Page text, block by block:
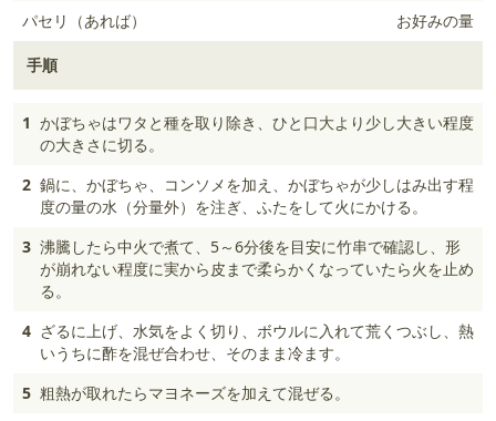
パセリ（あれば）
お好みの量
手順
1 かぼちゃはワタと種を取り除き、ひと口大より少し大きい程度
の大きさに切る。
2 鍋に、かぼちゃ、コンソメを加え、かぼちゃが少しはみ出す程
度の量の水（分量外）を注ぎ、ふたをして火にかける。
3 沸騰したら中火で煮て、5～6分後を目安に竹串で確認し、形
が崩れない程度に実から皮まで柔らかくなっていたら火を止め
る。
4 ざるに上げ、水気をよく切り、ボウルに入れて荒くつぶし、熱
いうちに酢を混ぜ合わせ、そのまま冷ます。
5 粗熱が取れたらマヨネーズを加えて混ぜる。